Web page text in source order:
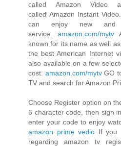
called Amazon
called Amazon Instant
can enjoy new
service. amazon.com/mytv
known for its name as well
the best American Internet
also available on a few
cost. amazon.com/mytvGO
TV and search for Amazon
Choose Register option on
6 character code, then sign
enter your code to enjoy
amazon prime vedio If you
regarding amazon tv